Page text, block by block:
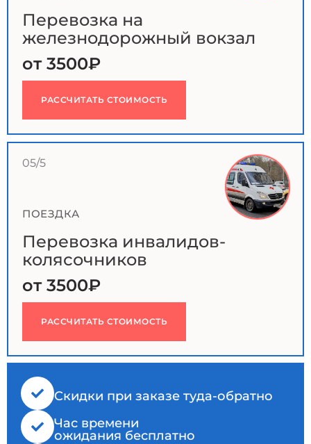
Перевозка на
железнодорожный вокзал
от 3500₽
РАССЧИТАТЬ СТОИМОСТЬ
05/5
ПОЕЗДКА
Перевозка инвалидов-
колясочников
от 3500₽
РАССЧИТАТЬ СТОИМОСТЬ
Cкидки при заказе туда-обратно
Час времени
ожидания бесплатно